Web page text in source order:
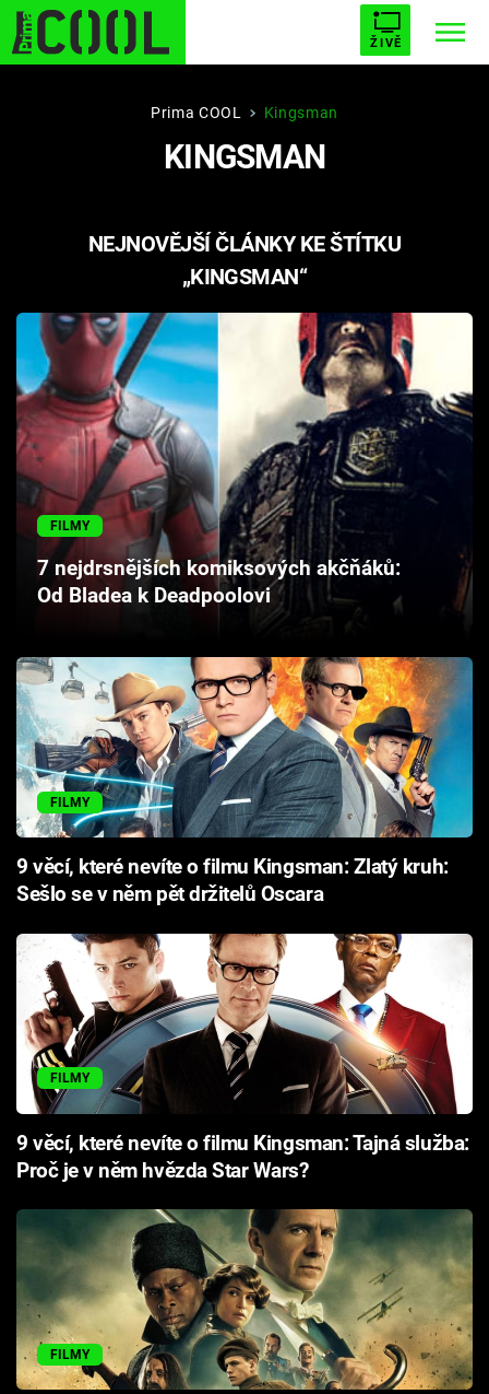
ŽIVĚ
STARHOUSE BUFFY, PŘEMOŽITELKA UPÍRŮ
PLNEJ KOTEL AVENGERS 5
Filmy
Seriály
Hry
Cool Esport
Pořady
Sledujte prima+
Přihlášení
Sledujte nás
Prima COOL Kingsman
KINGSMAN
NEJNOVĚJŠÍ ČLÁNKY KE ŠTÍTKU
„KINGSMAN“
FILMY
7 nejdrsnějších komiksových akčňáků:
Od Bladea k Deadpoolovi
FILMY
9 věcí, které nevíte o filmu Kingsman: Zlatý kruh:
Sešlo se v něm pět držitelů Oscara
FILMY
9 věcí, které nevíte o filmu Kingsman: Tajná služba:
Proč je v něm hvězda Star Wars?
FILMY